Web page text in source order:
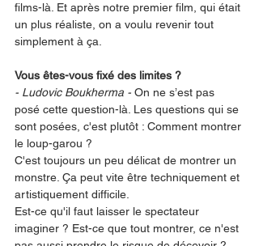
films-là. Et après notre premier film, qui était
un plus réaliste, on a voulu revenir tout
simplement à ça.
Vous êtes-vous fixé des limites ?
- Ludovic Boukherma - On ne s’est pas
posé cette question-là. Les questions qui se
sont posées, c'est plutôt : Comment montrer
le loup-garou ?
C'est toujours un peu délicat de montrer un
monstre. Ça peut vite être techniquement et
artistiquement difficile.
Est-ce qu'il faut laisser le spectateur
imaginer ? Est-ce que tout montrer, ce n'est